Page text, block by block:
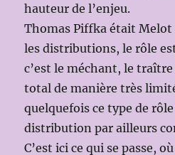
hauteur de l’enjeu.
Thomas Piffka était Melot
les distributions, le rôle
c’est le méchant, le
total de manière très
quelquefois ce type de
distribution par ailleurs
C’est ici ce qui se passe,